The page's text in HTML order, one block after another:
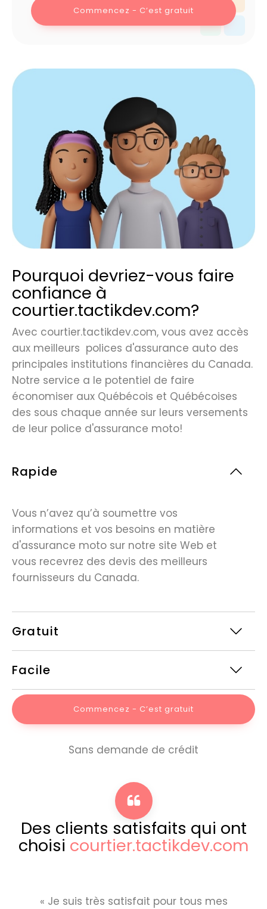
Commencez - C’est gratuit
Pourquoi devriez-vous faire
confiance à
courtier.tactikdev.com?
Avec courtier.tactikdev.com, vous avez accès
aux meilleurs polices d'assurance auto des
principales institutions financières du Canada.
Notre service a le potentiel de faire
économiser aux Québécois et Québécoises
des sous chaque année sur leurs versements
de leur police d'assurance moto!
Rapide
Vous n’avez qu’à soumettre vos
informations et vos besoins en matière
d'assurance moto sur notre site Web et
vous recevrez des devis des meilleurs
fournisseurs du Canada.
Gratuit
Facile
Commencez - C’est gratuit
Sans demande de crédit
Des clients satisfaits qui ont
choisi courtier.tactikdev.com
« Je suis très satisfait pour tous mes